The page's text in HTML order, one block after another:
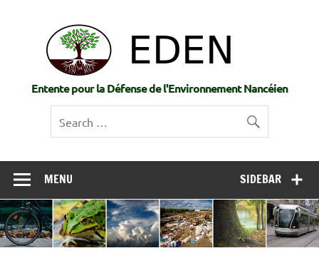
Entente pour la Défense de l'Environnement Nancéien
SIDEBAR
MENU